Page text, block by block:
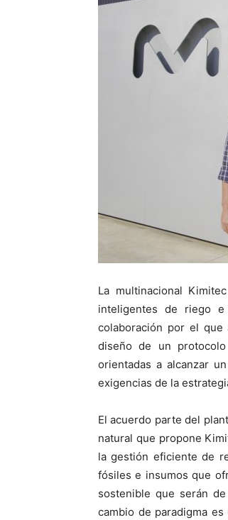
La multinacional
inteligentes de riego e
colaboración por el que
diseño de un
orientadas a alcanzar
exigencias de la
El acuerdo parte del
natural que propone
la gestión eficiente de
fósiles e insumos que
sostenible que serán
cambio de paradigma